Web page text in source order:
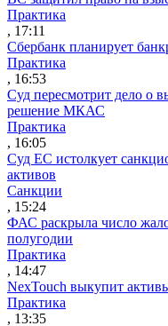
Практика
, 17:11
Сбербанк планирует
Практика
, 16:53
Суд пересмотрит дело о
решение МКАС
Практика
, 16:05
Суд ЕС истолкует
активов
Санкции
, 15:24
ФАС раскрыла число
полугодии
Практика
, 14:47
NexTouch выкупит
Практика
, 13:35